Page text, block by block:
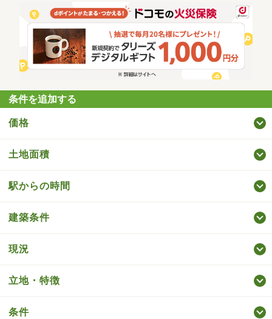
条件を追加する
価格
土地面積
駅からの時間
建築条件
現況
立地・特徴
条件